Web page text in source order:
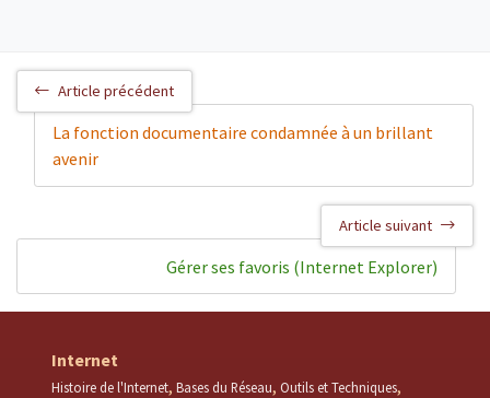
Article précédent
La fonction documentaire condamnée à un brillant
avenir
Article suivant
Gérer ses favoris (Internet Explorer)
Internet
Histoire de l'Internet Bases du Réseau Outils et Techniques